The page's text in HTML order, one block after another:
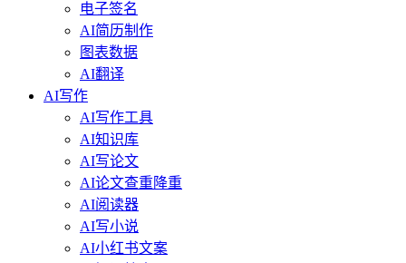
电子签名
AI简历制作
图表数据
AI翻译
AI写作
AI写作工具
AI知识库
AI写论文
AI论文查重降重
AI阅读器
AI写小说
AI小红书文案